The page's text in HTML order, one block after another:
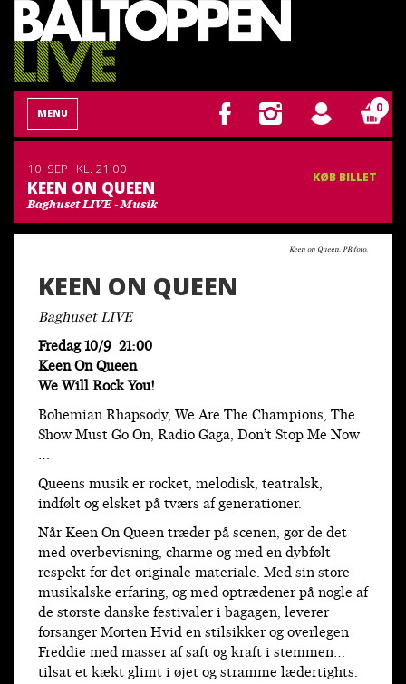
MENU 0
10. SEP KL. 21:00
KEEN ON QUEEN
Baghuset LIVE - Musik
KØB BILLET
Keen on Queen. PR-foto.
KEEN ON QUEEN
Baghuset LIVE
Fredag 10/9 21:00
Keen On Queen
We Will Rock You!
Bohemian Rhapsody, We Are The Champions, The
Show Must Go On, Radio Gaga, Don’t Stop Me Now
…
Queens musik er rocket, melodisk, teatralsk,
indfølt og elsket på tværs af generationer.
Når Keen On Queen træder på scenen, gør de det
med overbevisning, charme og med en dybfølt
respekt for det originale materiale. Med sin store
musikalske erfaring, og med optrædener på nogle af
de største danske festivaler i bagagen, leverer
forsanger Morten Hvid en stilsikker og overlegen
Freddie med masser af saft og kraft i stemmen…
tilsat et kækt glimt i øjet og stramme lædertights.